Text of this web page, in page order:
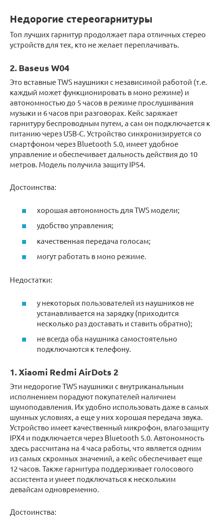
Недорогие стереогарнитуры
Топ лучших гарнитур продолжает пара отличных стерео
устройств для тех, кто не желает переплачивать.
2. Baseus W04
Это вставные TWS наушники с независимой работой (т.е.
каждый может функционировать в моно режиме) и
автономностью до 5 часов в режиме прослушивания
музыки и 6 часов при разговорах. Кейс заряжает
гарнитуру беспроводным путем, а сам он подключается к
питанию через USB-C. Устройство синхронизируется со
смартфоном через Bluetooth 5.0, имеет удобное
управление и обеспечивает дальность действия до 10
метров. Модель получила защиту IP54.
Достоинства:
хорошая автономность для TWS модели;
удобство управления;
качественная передача голосам;
могут работать в моно режиме.
Недостатки:
у некоторых пользователей из наушников не
устанавливается на зарядку (приходится
несколько раз доставать и ставить обратно);
не всегда оба наушника самостоятельно
подключаются к телефону.
1. Xiaomi Redmi AirDots 2
Эти недорогие TWS наушники с внутриканальным
исполнением порадуют покупателей наличием
шумоподавления. Их удобно использовать даже в самых
шумных условиях, а еще у них хорошая передача звука.
Устройство имеет качественный микрофон, влагозащиту
IPX4 и подключается через Bluetooth 5.0. Автономность
здесь рассчитана на 4 часа работы, что является одним
из самых скромных значений, а кейс обеспечивает еще
12 часов. Также гарнитура поддерживает голосового
ассистента и умеет подключаться к нескольким
девайсам одновременно.
Достоинства: